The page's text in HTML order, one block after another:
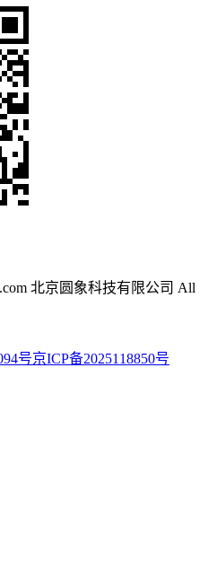
北京圆象科技有限公司 All
号京ICP备2025118850号